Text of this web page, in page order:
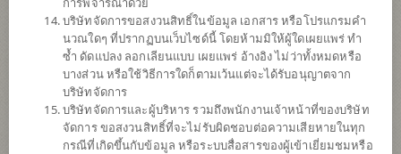
ทรัพย์สิน โดยในช่วงแรกจะเป็นการให้บริษัท เรียล ฟิวเจอร์ จำกัด และ
บริษัท ทรู ยูนิเวอร์แซล คอนเวอร์เจ้นซ์ จำกัด ในฐานะผู้เช่าและบริหาร
จัดการหลักเป็นผู้เช่า และมีหน้าที่ในการดำเนินการ บำรุงรักษา และ
บริหารจัดการทรัพย์สินดังกล่าว
รายงาน
รายงานการประเมิน/สอบทานมูลค่าทรัพย์สิน
บริษัทจัดการขอสงวนสิทธิ์ในข้อมูล เอกสาร หรือโปรแกรมคำ
นวณใดๆ ที่ปรากฏบนเว็บไซด์นี้ โดยห้ามมิให้ผู้ใดเผยแพร่ ทำ
ซ้ำ ดัดแปลง ลอกเลียนแบบ เผยแพร่ อ้างอิง ไม่ว่าทั้งหมดหรือ
บางส่วน หรือใช้วิธีการใดก็ตามเว้นแต่จะได้รับอนุญาตจาก
บริษัทจัดการ
บริษัทจัดการและผู้บริหาร รวมถึงพนักงานเจ้าหน้าที่ของบริษัท
จัดการ ขอสงวนสิทธิ์ที่จะไม่รับผิดชอบต่อความเสียหายในทุก
กรณีที่เกิดขึ้นกับข้อมูล หรือระบบสื่อสารของผู้เข้าเยี่ยมชมหรือ